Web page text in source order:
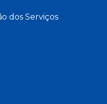
dos Serviços